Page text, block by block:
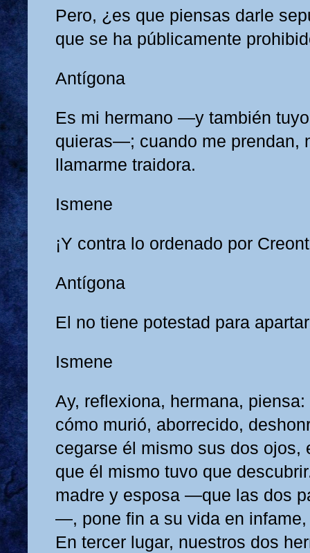
Pero, ¿es que piensas darle
que se ha públicamente
Antígona
Es mi hermano —y también
quieras—; cuando me prendan,
llamarme traidora.
Ismene
¡Y contra lo ordenado por
Antígona
El no tiene potestad para
Ismene
Ay, reflexiona, hermana,
cómo murió, aborrecido,
cegarse él mismo sus dos ojos,
que él mismo tuvo que
madre y esposa —que las dos
—, pone fin a su vida en
En tercer lugar, nuestros dos